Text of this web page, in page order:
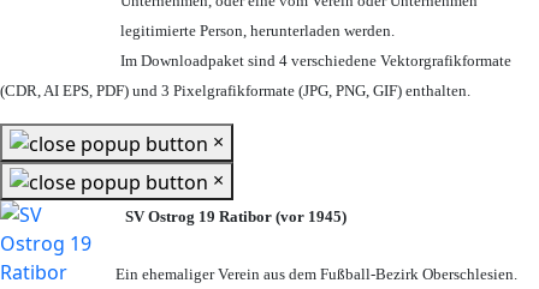
legitimierte Person, herunterladen werden.
Im Downloadpaket sind 4 verschiedene Vektorgrafikformate
(CDR, AI EPS, PDF) und 3 Pixelgrafikformate (JPG, PNG, GIF) enthalten.
×
×
SV Ostrog 19 Ratibor (vor 1945)
Ein ehemaliger Verein aus dem Fußball-Bezirk Oberschlesien.